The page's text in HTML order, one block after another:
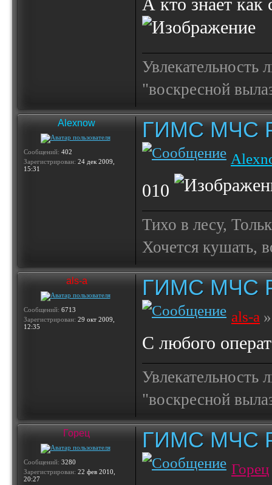
А кто знает
Увлекательность
"воскресной
Alexnow
Сообщений: 402
Зарегистрирован: 24 дек 2009,
15:31
ГИМС МЧС
010
Тихо в лесу,
Хочется кушать,
als-a
Сообщений: 6713
Зарегистрирован: 29 окт 2009,
12:35
ГИМС МЧС
als-a
С любого
Увлекательность
"воскресной
Горец
Сообщений: 3280
Зарегистрирован: 22 фев 2010,
20:27
ГИМС МЧС
Горец